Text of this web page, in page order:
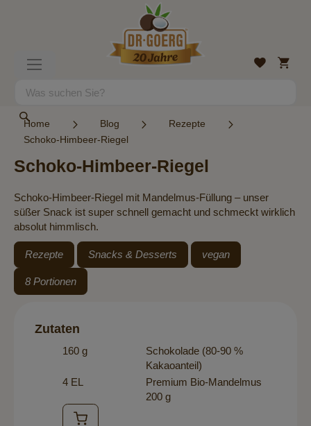
Suche
Wunschliste
Mein
Home Blog
Rezepte
Schoko-Himbeer-Riegel
Schoko-Himbeer-Riegel
Schoko-Himbeer-Riegel mit Mandelmus-Füllung – unser
süßer Snack ist super schnell gemacht und schmeckt wirklich
absolut himmlisch.
Rezepte Snacks & Desserts vegan
8 Portionen
Zutaten
160 g
Schokolade (80-90 %
Kakaoanteil)
4 EL
Premium Bio-Mandelmus
200 g